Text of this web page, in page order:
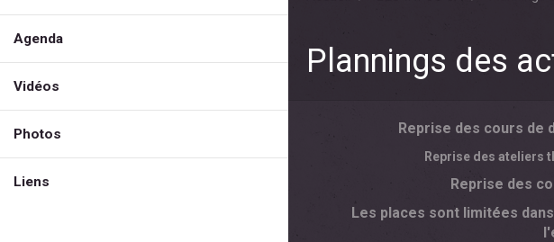
Agenda
Vidéos
Photos
Liens
Plannings des
Reprise des cours de
Reprise des ateliers
Reprise des
Les places sont limitées